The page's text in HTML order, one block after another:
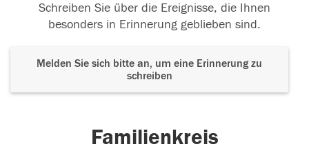
Schreiben Sie über die Ereignisse, die Ihnen
besonders in Erinnerung geblieben sind.
Melden Sie sich bitte an, um eine Erinnerung zu
schreiben
Familienkreis